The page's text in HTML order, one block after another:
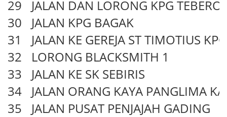
29
JALAN DAN LORONG KPG TEBERO
30
JALAN KPG BAGAK
31
JALAN KE GEREJA ST TIMOTIUS
32
LORONG BLACKSMITH 1
33
JALAN KE SK SEBIRIS
34
JALAN ORANG KAYA PANGLIMA
35
JALAN PUSAT PENJAJAH GADING